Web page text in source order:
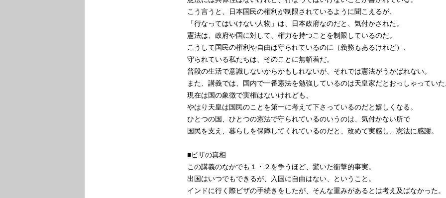
こう言うと、日本国民の権利が制限されているように聞こえるが、
「行なってはいけない人物」は、日本政府なのだと、気付かされた。
憲法は、政府や国に対して、権力を持つことを制限しているのだ。
こうして国民の権利や自由は守られているのに（義務もあるけれど）、
守られている私たちは、そのことに無頓着だ。
普段の生活で意識しないからかもしれないが、それでは憲法がうかばれない。
また、講義では、国内で一番憲法を勉強しているのは天皇家だとおっしゃってい
現在は国の象徴で実権はないけれども、
やはり天皇は国民のことを第一に考えて下さっているのだと嬉しくなる。
ひとつの国、ひとつの憲法で守られているのいうのは、気付かない所で
国民を支え、暮らしを保障してくれているのだと、改めて実感し、憲法に感謝。
■ビザの真相
この講義のなかでも１・２を争うほど、驚いた衝撃的事実。
出国はいつでもできるが、入国に自由はない、ということ。
インドに行く際ビザの手続きをしたが、そんな重みがあるとは考え及ばなかった。